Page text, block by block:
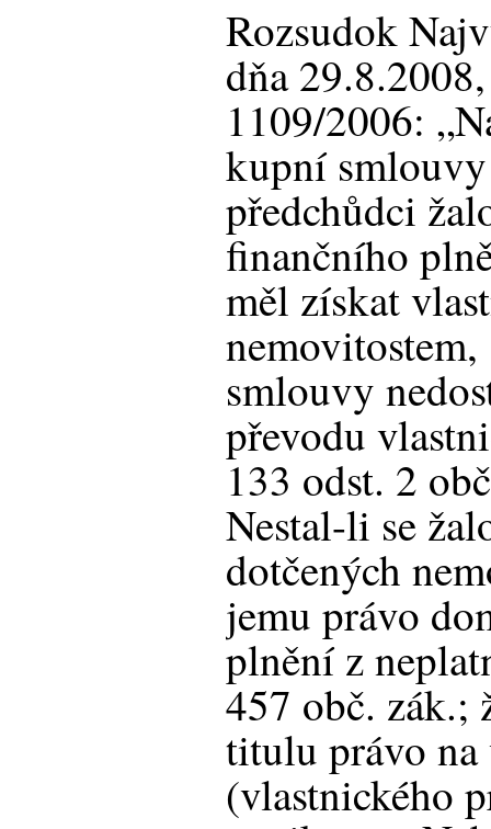
Rozsudok
dňa
1109/2006:
kupní
předchůdci
finančního
měl získat
smlouvy
převodu
133 odst. 2
Nestal-li se
dotčených
jemu právo
plnění z
457 obč. zák.;
titulu právo
(vlastnického